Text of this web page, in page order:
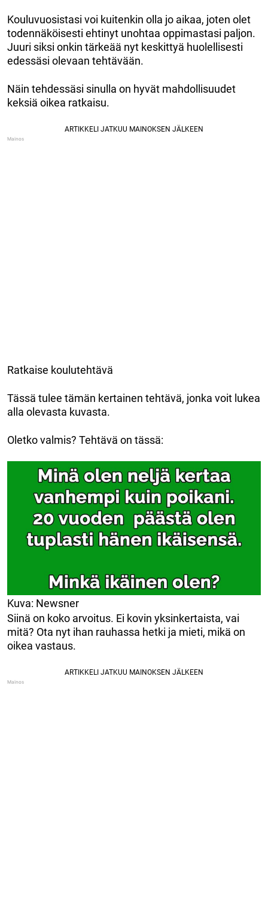
Kouluvuosistasi voi kuitenkin olla jo aikaa, joten olet
todennäköisesti ehtinyt unohtaa oppimastasi paljon.
Juuri siksi onkin tärkeää nyt keskittyä huolellisesti
edessäsi olevaan tehtävään.
Näin tehdessäsi sinulla on hyvät mahdollisuudet
keksiä oikea ratkaisu.
Ratkaise koulutehtävä
Tässä tulee tämän kertainen tehtävä, jonka voit lukea
alla olevasta kuvasta.
Oletko valmis? Tehtävä on tässä:
Kuva: Newsner
Siinä on koko arvoitus. Ei kovin yksinkertaista, vai
mitä? Ota nyt ihan rauhassa hetki ja mieti, mikä on
oikea vastaus.